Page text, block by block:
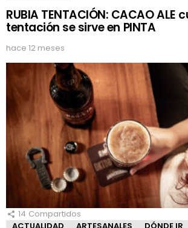
RUBIA TENTACIÓN: CACAO ALE
tentación se sirve en PINTA
hace 12 meses
14 Compartidos